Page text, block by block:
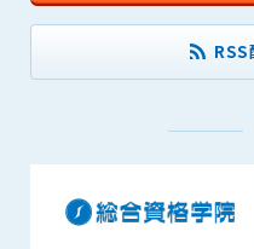
RSS
第8条（サービスの変更・中
管理者は、会員の承諾なく
被った損害について管理者
会員の氏名、住所、性別、
ビスの提供に関連して管理